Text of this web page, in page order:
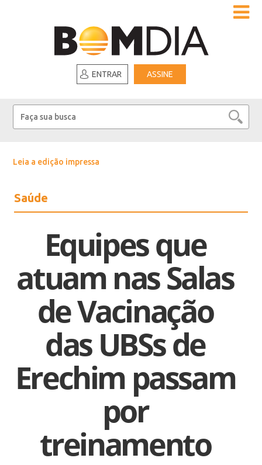
ENTRAR ASSINE
Leia a edição impressa
Saúde
Equipes que
atuam nas Salas
de Vacinação
das UBSs de
Erechim passam
por
treinamento